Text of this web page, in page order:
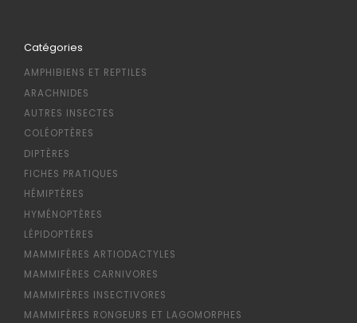
Catégories
AMPHIBIENS ET REPTILES
ARACHNIDES
AUTRES INSECTES
COLÉOPTÈRES
DIPTÈRES
FICHES PRATIQUES
HÉMIPTÈRES
HYMÉNOPTÈRES
LÉPIDOPTÈRES
MAMMIFÈRES ARTIODACTYLES
MAMMIFÈRES CARNIVORES
MAMMIFÈRES INSECTIVORES
MAMMIFÈRES RONGEURS ET LAGOMORPHES